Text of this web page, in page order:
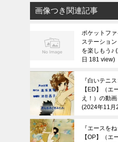
画像つき関連記事
ポケットフ
ステーショ
を楽しもう♪
日 181 view
『白いテニ
【ED】（エ
え！）の動
2024年11月
『エースをね
【OP】（エ